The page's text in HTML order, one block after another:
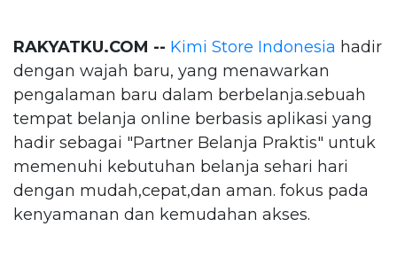
RAKYATKU.COM -- Kimi Store Indonesia hadir
dengan wajah baru, yang menawarkan
pengalaman baru dalam berbelanja.sebuah
tempat belanja online berbasis aplikasi yang
hadir sebagai "Partner Belanja Praktis" untuk
memenuhi kebutuhan belanja sehari hari
dengan mudah,cepat,dan aman. fokus pada
kenyamanan dan kemudahan akses.